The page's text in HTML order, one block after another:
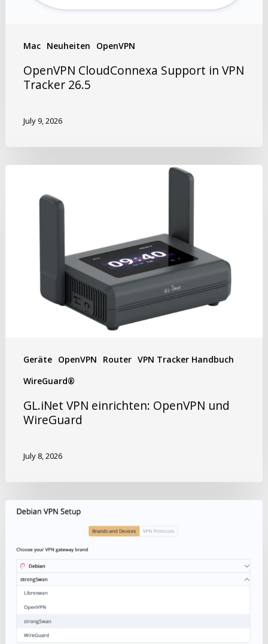
Mac Neuheiten OpenVPN
OpenVPN CloudConnexa Support in VPN
Tracker 26.5
July 9, 2026
Geräte OpenVPN Router VPN Tracker Handbuch
WireGuard®
GL.iNet VPN einrichten: OpenVPN und
WireGuard
July 8, 2026